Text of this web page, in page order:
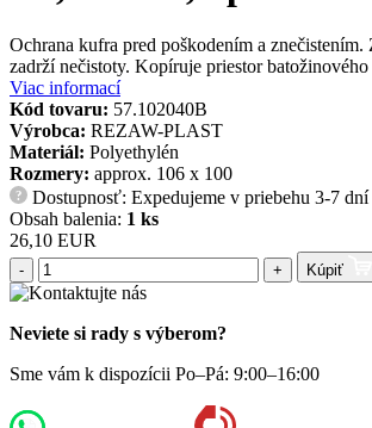
Ochrana kufra pred poškodením a znečistením.
zadrží nečistoty. Kopíruje priestor batožinového
Viac informací
Kód tovaru: 57.102040B
Výrobca: REZAW-PLAST
Materiál: Polyethylén
Rozmery: approx. 106 x 100
?
Dostupnosť: Expedujeme v priebehu 3-7 dní
Obsah balenia: 1 ks
26,10 EUR
- + Kúpiť
Neviete si rady s výberom?
Sme vám k dispozícii Po–Pá: 9:00–16:00